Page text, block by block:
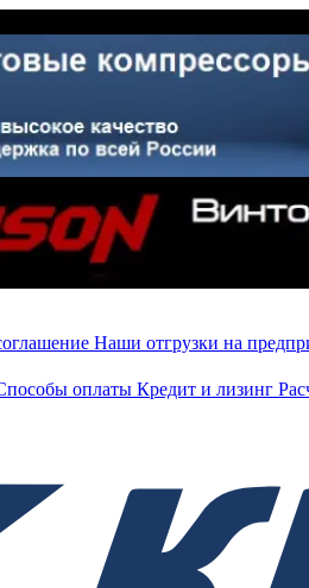
Наши отгрузки на
оплаты Кредит и лизинг